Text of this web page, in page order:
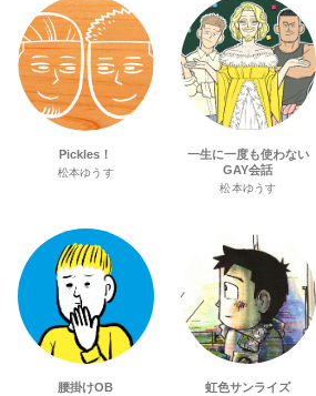
Pickles！
松本ゆうす
一生に一度も使わない
GAY会話
松本ゆうす
腰掛けOB 虹色サンライズ